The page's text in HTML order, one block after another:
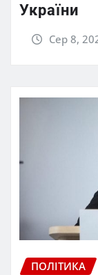
України
Сер 8,
ПОЛІТИКА